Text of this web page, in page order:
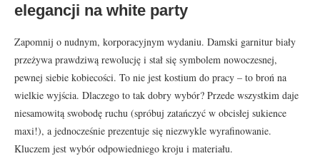
elegancji na white party
Zapomnij o nudnym, korporacyjnym wydaniu. Damski garnitur biały
przeżywa prawdziwą rewolucję i stał się symbolem nowoczesnej,
pewnej siebie kobiecości. To nie jest kostium do pracy – to broń na
wielkie wyjścia. Dlaczego to tak dobry wybór? Przede wszystkim daje
niesamowitą swobodę ruchu (spróbuj zatańczyć w obcisłej sukience
maxi!), a jednocześnie prezentuje się niezwykle wyrafinowanie.
Kluczem jest wybór odpowiedniego kroju i materiału.